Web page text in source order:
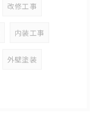
改修工事
内装工事
外壁塗装